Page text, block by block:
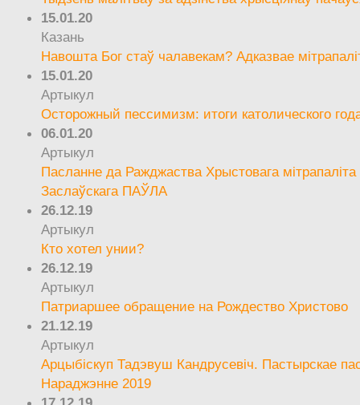
15.01.20
Казань
Навошта Бог стаў чалавекам? Адказвае
15.01.20
Артыкул
Осторожный пессимизм: итоги католического
06.01.20
Артыкул
Пасланне да Ражджаства Хрыстовага мітрапаліта
Заслаўскага ПАЎЛА
26.12.19
Артыкул
Кто хотел унии?
26.12.19
Артыкул
Патриаршее обращение на Рождество Христово
21.12.19
Артыкул
Арцыбіскуп Тадэвуш Кандрусевіч. Пастырскае
Нараджэнне 2019